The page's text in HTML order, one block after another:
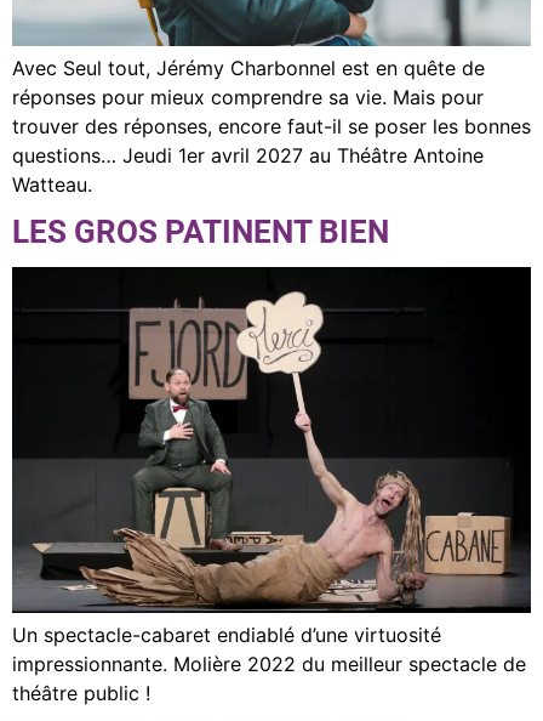
Avec Seul tout, Jérémy Charbonnel est en quête de
réponses pour mieux comprendre sa vie. Mais pour
trouver des réponses, encore faut-il se poser les bonnes
questions… Jeudi 1er avril 2027 au Théâtre Antoine
Watteau.
LES GROS PATINENT BIEN
Un spectacle-cabaret endiablé d’une virtuosité
impressionnante. Molière 2022 du meilleur spectacle de
théâtre public !